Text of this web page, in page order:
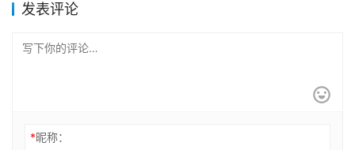
发表评论
*昵称：